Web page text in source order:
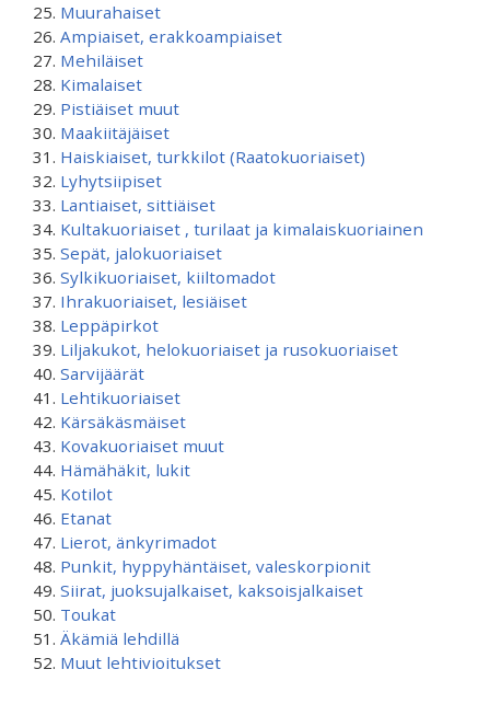
Muurahaiset
Ampiaiset, erakkoampiaiset
Mehiläiset
Kimalaiset
Pistiäiset muut
Maakiitäjäiset
Haiskiaiset, turkkilot (Raatokuoriaiset)
Lyhytsiipiset
Lantiaiset, sittiäiset
Kultakuoriaiset , turilaat ja kimalaiskuoriainen
Sepät, jalokuoriaiset
Sylkikuoriaiset, kiiltomadot
Ihrakuoriaiset, lesiäiset
Leppäpirkot
Liljakukot, helokuoriaiset ja rusokuoriaiset
Sarvijäärät
Lehtikuoriaiset
Kärsäkäsmäiset
Kovakuoriaiset muut
Hämähäkit, lukit
Kotilot
Etanat
Lierot, änkyrimadot
Punkit, hyppyhäntäiset, valeskorpionit
Siirat, juoksujalkaiset, kaksoisjalkaiset
Toukat
Äkämiä lehdillä
Muut lehtivioitukset